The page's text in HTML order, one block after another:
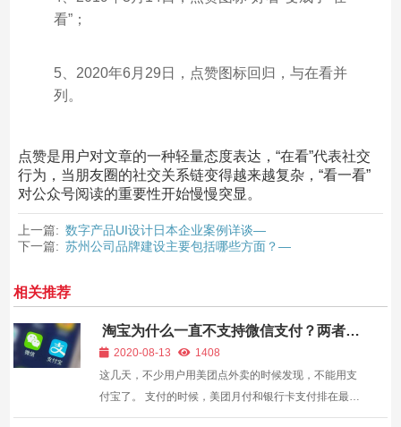
看”；
5、2020年6月29日，点赞图标回归，与在看并
列。
点赞是用户对文章的一种轻量态度表达，“在看”代表社交
行为，当朋友圈的社交关系链变得越来越复杂，“看一看”
对公众号阅读的重要性开始慢慢突显。
上一篇: 数字产品UI设计日本企业案例详谈—
下一篇: 苏州公司品牌建设主要包括哪些方面？—
相关推荐
淘宝为什么一直不支持微信支付？两者的
运营模式值得玩味—
2020-08-13
1408
这几天，不少用户用美团点外卖的时候发现，不能用支
付宝了。 支付的时候，美团月付和银行卡支付排在最前
面，微信和Apple Pay也都还在。 但就是阿里的支付宝